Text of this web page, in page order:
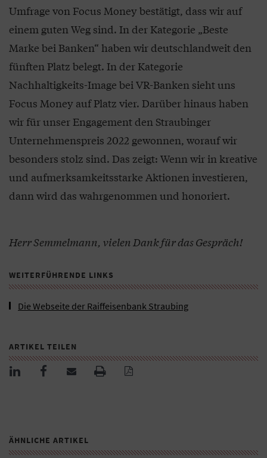
Umfrage von Focus Money bestätigt, dass wir auf
einem guten Weg sind. In der Kategorie „Beste
Marke bei Banken“ haben wir deutschlandweit den
fünften Platz belegt. In der Kategorie
Nachhaltigkeits-Image bei VR-Banken sieht uns
Focus Money auf Platz vier. Darüber hinaus haben
wir für unser Engagement den Straubinger
Unternehmenspreis 2022 gewonnen, worauf wir
besonders stolz sind. Das zeigt: Wenn wir in kreative
und aufmerksamkeitsstarke Aktionen investieren,
dann wird das wahrgenommen und honoriert.
Herr Semmelmann, vielen Dank für das Gespräch!
WEITERFÜHRENDE LINKS
Die Webseite der Raiffeisenbank Straubing
ARTIKEL TEILEN
ÄHNLICHE ARTIKEL